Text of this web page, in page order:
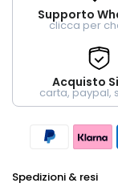
Supporto
clicca per
Acquisto
carta, paypal,
Spedizioni & resi